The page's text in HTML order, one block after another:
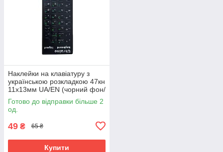
Наклейки на клавіатуру з
українською розкладкою 47кн
11х13мм UA/EN (чорний фон/
зелені літери)
Готово до відправки більше 2
од.
49 ₴ 65 ₴
Купити